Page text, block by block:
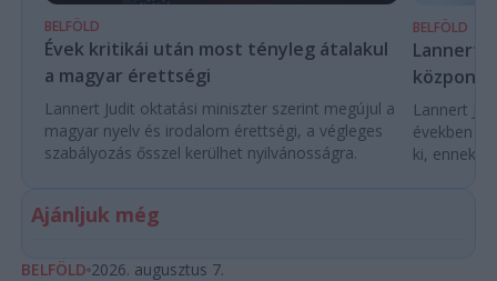
BELFÖLD
Évek kritikái után most tényleg átalakul
a magyar érettségi
Lannert Judit oktatási miniszter szerint megújul a
magyar nyelv és irodalom érettségi, a végleges
szabályozás ősszel kerülhet nyilvánosságra.
BELFÖLD
Lannert
Lannert
években
ki, ennek
Ajánljuk még
BELFÖLD 2026. augusztus 7.